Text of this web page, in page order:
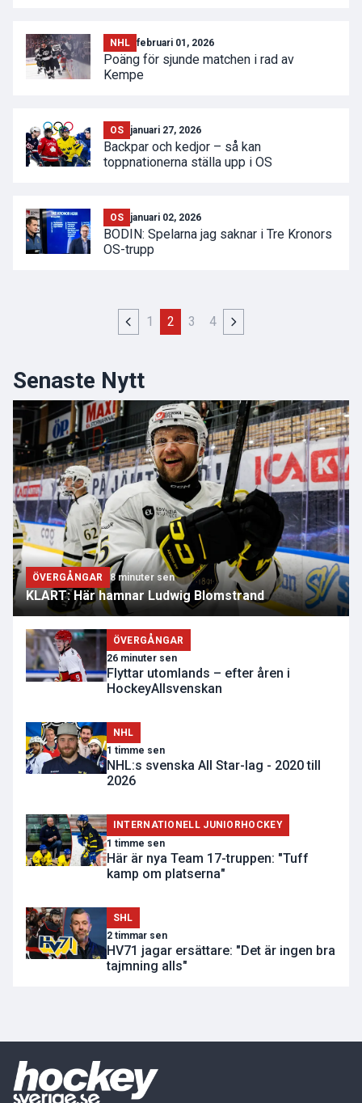
NHL februari 01, 2026
Poäng för sjunde matchen i rad av
Kempe
OS januari 27, 2026
Backpar och kedjor – så kan
toppnationerna ställa upp i OS
OS januari 02, 2026
BODIN: Spelarna jag saknar i Tre Kronors
OS-trupp
1 2 3 4
Senaste Nytt
ÖVERGÅNGAR 8 minuter sen
KLART: Här hamnar Ludwig Blomstrand
ÖVERGÅNGAR
26 minuter sen
Flyttar utomlands – efter åren i
HockeyAllsvenskan
NHL
1 timme sen
NHL:s svenska All Star-lag - 2020 till
2026
INTERNATIONELL JUNIORHOCKEY
1 timme sen
Här är nya Team 17-truppen: "Tuff
kamp om platserna"
SHL
2 timmar sen
HV71 jagar ersättare: "Det är ingen bra
tajmning alls"